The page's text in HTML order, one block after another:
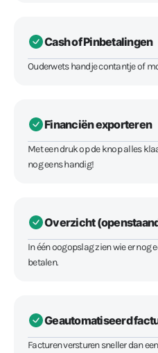
Cash of Pinbetalingen
Ouderwets handje contantje of
Financiën exporteren
Met een druk op de knop alles
nog eens handig!
Overzicht
In één oogopslag zien wie er nog
betalen.
Geautomatiseerd
Facturen versturen sneller dan